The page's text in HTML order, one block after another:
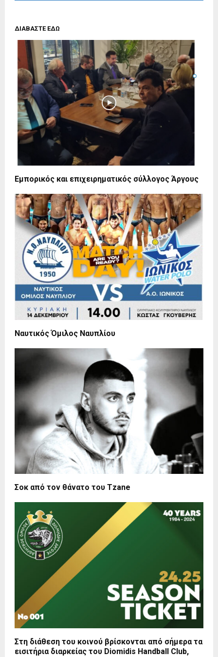
ΔΙΑΒΑΣΤΕ ΕΔΩ
Εμπορικός και επιχειρηματικός σύλλογος Άργους
Ναυτικός Όμιλος Ναυπλίου
Σοκ από τον θάνατο του Tzane
Στη διάθεση του κοινού βρίσκονται από σήμερα τα
εισιτήρια διαρκείας του Diomidis Handball Club,